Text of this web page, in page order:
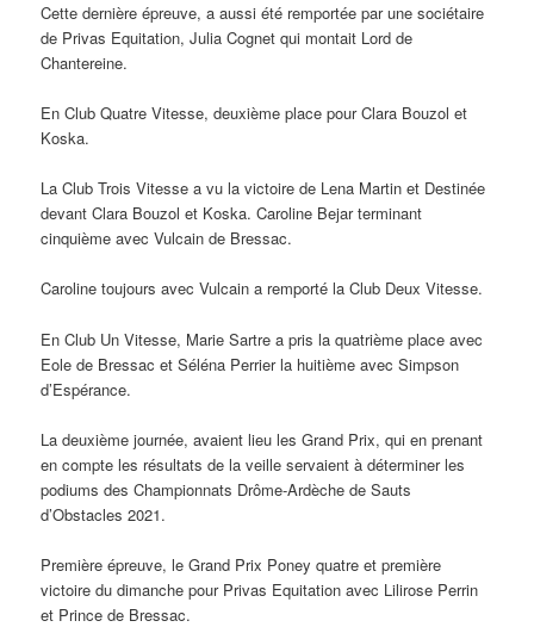
Cette dernière épreuve, a aussi été remportée par une sociétaire
de Privas Equitation, Julia Cognet qui montait Lord de
Chantereine.
En Club Quatre Vitesse, deuxième place pour Clara Bouzol et
Koska.
La Club Trois Vitesse a vu la victoire de Lena Martin et Destinée
devant Clara Bouzol et Koska. Caroline Bejar terminant
cinquième avec Vulcain de Bressac.
Caroline toujours avec Vulcain a remporté la Club Deux Vitesse.
En Club Un Vitesse, Marie Sartre a pris la quatrième place avec
Eole de Bressac et Séléna Perrier la huitième avec Simpson
d’Espérance.
La deuxième journée, avaient lieu les Grand Prix, qui en prenant
en compte les résultats de la veille servaient à déterminer les
podiums des Championnats Drôme-Ardèche de Sauts
d’Obstacles 2021.
Première épreuve, le Grand Prix Poney quatre et première
victoire du dimanche pour Privas Equitation avec Lilirose Perrin
et Prince de Bressac.